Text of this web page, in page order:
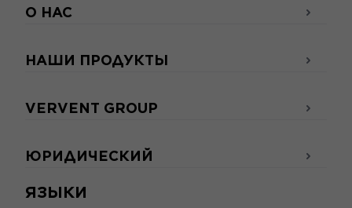
ЯЗЫКИ
О НАС
НАШИ ПРОДУКТЫ
VERVENT GROUP
ЮРИДИЧЕСКИЙ